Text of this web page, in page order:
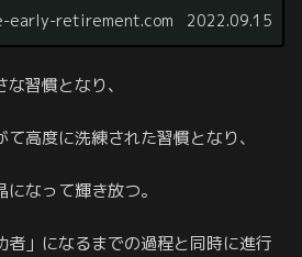
early-retirement.com 2022.09.15
習慣となり、
高度に洗練された習慣となり、
なって輝き放つ。
者」になるまでの過程と同時に進行